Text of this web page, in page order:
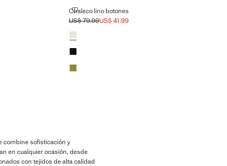
Chaleco lino botones
CHALECO LINO BOTONES
Precio inicial tachado [US$ 79.99 ]
US$ 79.99
Precio actual [US$ 41.99 ]
US$ 41.99
Colores
Blanco
Negro
Khaki
combine sofisticación y
en cualquier ocasión, desde
con tejidos de alta calidad